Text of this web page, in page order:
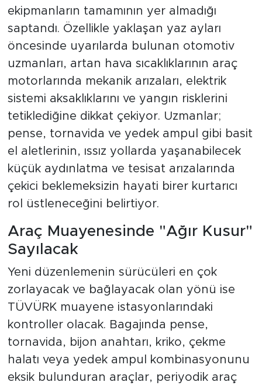
ekipmanların tamamının yer almadığı
saptandı. Özellikle yaklaşan yaz ayları
öncesinde uyarılarda bulunan otomotiv
uzmanları, artan hava sıcaklıklarının araç
motorlarında mekanik arızaları, elektrik
sistemi aksaklıklarını ve yangın risklerini
tetiklediğine dikkat çekiyor. Uzmanlar;
pense, tornavida ve yedek ampul gibi basit
el aletlerinin, ıssız yollarda yaşanabilecek
küçük aydınlatma ve tesisat arızalarında
çekici beklemeksizin hayati birer kurtarıcı
rol üstleneceğini belirtiyor.
Araç Muayenesinde "Ağır Kusur"
Sayılacak
Yeni düzenlemenin sürücüleri en çok
zorlayacak ve bağlayacak olan yönü ise
TÜVÜRK muayene istasyonlarındaki
kontroller olacak. Bagajında pense,
tornavida, bijon anahtarı, kriko, çekme
halatı veya yedek ampul kombinasyonunu
eksik bulunduran araçlar, periyodik araç